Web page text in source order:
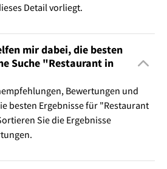
Detail vorliegt.
mir dabei, die besten
Suche "Restaurant in
Bewertungen und
besten Ergebnisse für "Restaurant
Sie die Ergebnisse